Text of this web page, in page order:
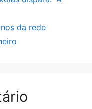
da rede